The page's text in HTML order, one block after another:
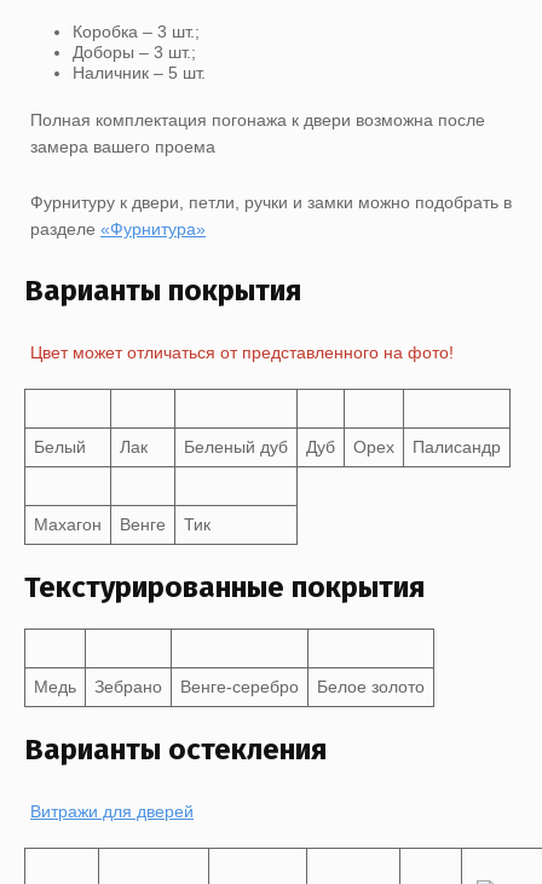
Коробка – 3 шт.;
Доборы – 3 шт.;
Наличник – 5 шт.
Полная комплектация погонажа к двери возможна после
замера вашего проема
Фурнитуру к двери, петли, ручки и замки можно подобрать в
разделе «Фурнитура»
Варианты покрытия
Цвет может отличаться от представленного на фото!
Белый Лак Беленый дуб Дуб Орех Палисандр
Махагон Венге Тик
Текстурированные покрытия
Медь Зебрано Венге-серебро Белое золото
Варианты остекления
Витражи для дверей